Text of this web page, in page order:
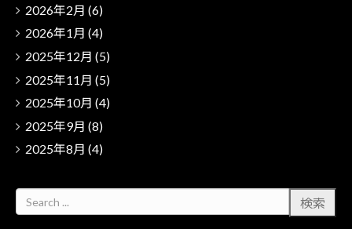
2026年2月 (6)
2026年1月 (4)
2025年12月 (5)
2025年11月 (5)
2025年10月 (4)
2025年9月 (8)
2025年8月 (4)